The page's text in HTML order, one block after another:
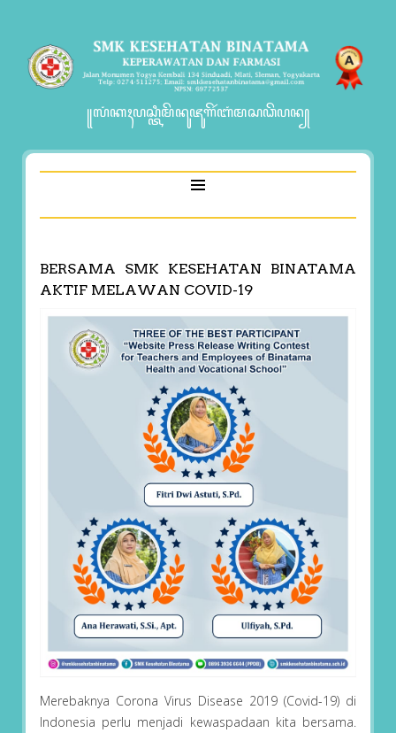
꧋ꦭꦁꦏꦃꦥꦱ꧀ꦠꦶꦩꦼꦤꦸꦗꦸꦒꦼꦂꦧꦁꦩꦱꦣꦼꦥꦤ꧀
BERSAMA SMK KESEHATAN BINATAMA
AKTIF MELAWAN COVID-19
Merebaknya Corona Virus Disease 2019 (Covid-19) di
Indonesia perlu menjadi kewaspadaan kita bersama.